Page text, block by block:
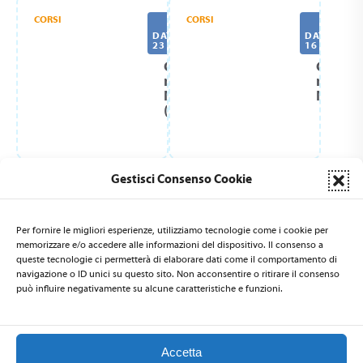
Gestisci Consenso Cookie
Per fornire le migliori esperienze, utilizziamo tecnologie come i cookie per
memorizzare e/o accedere alle informazioni del dispositivo. Il consenso a
queste tecnologie ci permetterà di elaborare dati come il comportamento di
navigazione o ID unici su questo sito. Non acconsentire o ritirare il consenso
può influire negativamente su alcune caratteristiche e funzioni.
Accetta
DATA DEL CORSO:
23 Maggio, 2026
CORSI
Corso
multidisciplinare
NpL NpM
(Codroipo)
DATA DEL
16 Maggio,
CORSI
Corso
NpM
9 Maggio, 2026
CORSI
Corso
multidisciplinare
NpM
(Civitavecchia)
8
CORSI CONCLUSI
Corso
NpL e